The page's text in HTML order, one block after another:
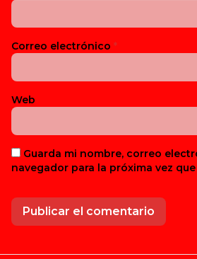
Correo electrónico *
Web
Guarda mi nombre, correo
navegador para la próxima vez